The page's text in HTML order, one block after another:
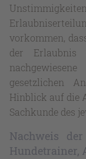
vorkommen,
der Erlaubnis
gesetzlichen
Hinblick auf die
Sachkunde des
Nachweis
Hundetrainer,